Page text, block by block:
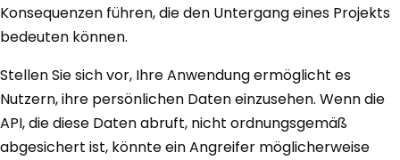
Konsequenzen führen, die den Untergang eines Projekts
bedeuten können.
Stellen Sie sich vor, Ihre Anwendung ermöglicht es
Nutzern, ihre persönlichen Daten einzusehen. Wenn die
API, die diese Daten abruft, nicht ordnungsgemäß
abgesichert ist, könnte ein Angreifer möglicherweise